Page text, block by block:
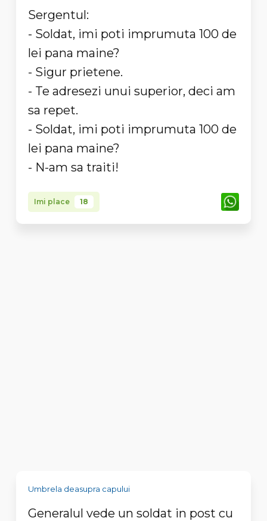
Sergentul:
- Soldat, imi poti imprumuta 100 de
lei pana maine?
- Sigur prietene.
- Te adresezi unui superior, deci am
sa repet.
- Soldat, imi poti imprumuta 100 de
lei pana maine?
- N-am sa traiti!
Imi place 18
Umbrela deasupra capului
Generalul vede un soldat in post cu